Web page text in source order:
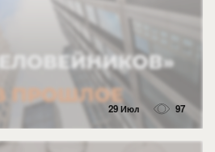
29 Июл 97